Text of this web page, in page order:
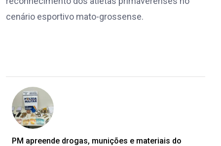
cenário esportivo mato-grossense.
PM apreende drogas, munições e materiais do